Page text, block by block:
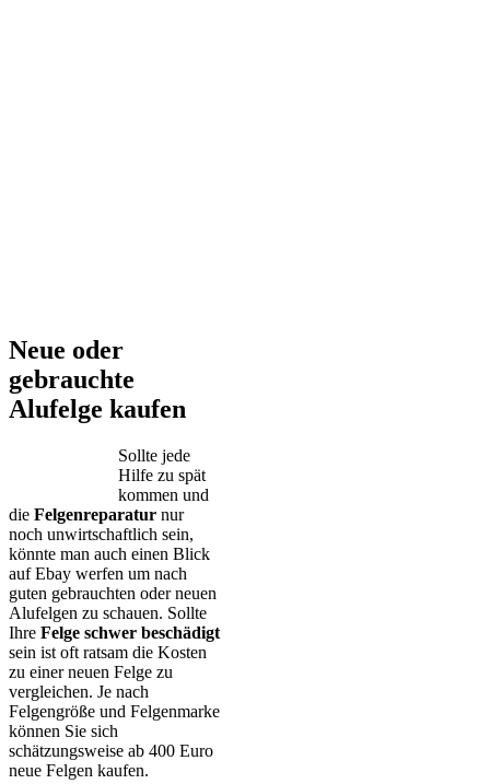
Neue oder
gebrauchte
Alufelge kaufen
Sollte jede
Hilfe zu spät
kommen und
die Felgenreparatur nur
noch unwirtschaftlich sein,
könnte man auch einen Blick
auf Ebay werfen um nach
guten gebrauchten oder neuen
Alufelgen zu schauen. Sollte
Ihre Felge schwer beschädigt
sein ist oft ratsam die Kosten
zu einer neuen Felge zu
vergleichen. Je nach
Felgengröße und Felgenmarke
können Sie sich
schätzungsweise ab 400 Euro
neue Felgen kaufen.